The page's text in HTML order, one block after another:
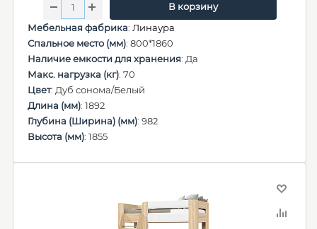
В корзину
Мебельная фабрика: Линаура
Спальное место (мм): 800*1860
Наличие емкости для хранения: Да
Макс. нагрузка (кг): 70
Цвет: Дуб сонома/Белый
Длина (мм): 1892
Глубина (Ширина) (мм): 982
Высота (мм): 1855